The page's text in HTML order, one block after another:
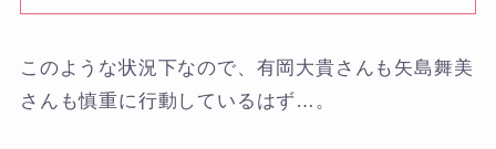
このような状況下なので、有岡大貴さんも矢島舞美
さんも慎重に行動しているはず…。